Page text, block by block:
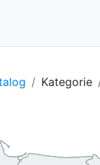
Kategorie